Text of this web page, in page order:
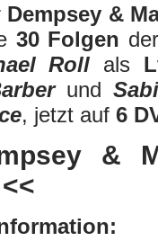
Dempsey &
30 Folgen der
Roll als
und
, jetzt auf 6
&